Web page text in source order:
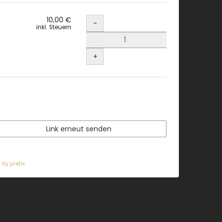
10,00 €
inkl. Steuern Menge
-
+
Link erneut senden
pretix